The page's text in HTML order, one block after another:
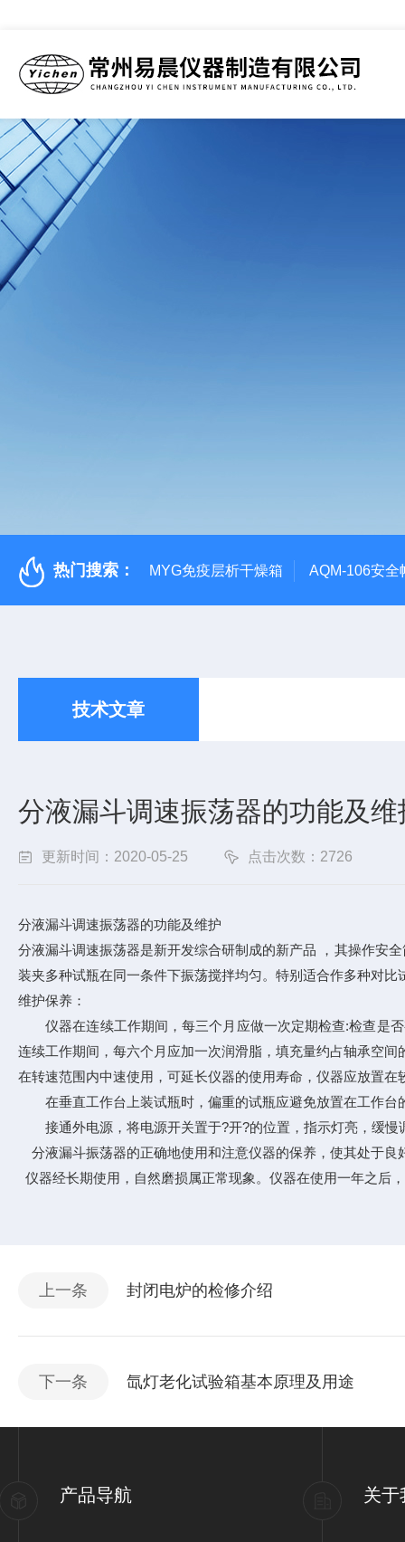
热门搜索： MYG免疫层析干燥箱 AQM-106安全
技术文章
分液漏斗调速振荡器的功能及维
更新时间：2020-05-25 点击次数：2726
分液漏斗调速振荡器的功能及维护
分液漏斗调速振荡器是新开发综合研制成的新产品 ，其操作安
装夹多种试瓶在同一条件下振荡搅拌均匀。特别适合作多种对比
维护保养：
仪器在连续工作期间，每三个月应做一次定期检查:检查是否
连续工作期间，每六个月应加一次润滑脂，填充量约占轴承空间
在转速范围内中速使用，可延长仪器的使用寿命，仪器应放置
在垂直工作台上装试瓶时，偏重的试瓶应避免放置在工作台
接通外电源，将电源开关置于?开?的位置，指示灯亮，缓慢
分液漏斗振荡器的正确地使用和注意仪器的保养，使其处于良
仪器经长期使用，自然磨损属正常现象。仪器在使用一年之
上一条 封闭电炉的检修介绍
下一条 氙灯老化试验箱基本原理及用途
产品导航 关于